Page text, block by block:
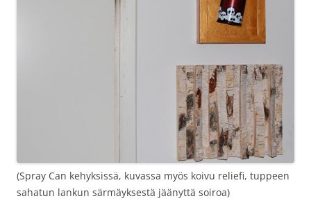
(Spray Can kehyksissä, kuvassa myös koivu reliefi, tuppeen
sahatun lankun särmäyksestä jäänyttä soiroa)